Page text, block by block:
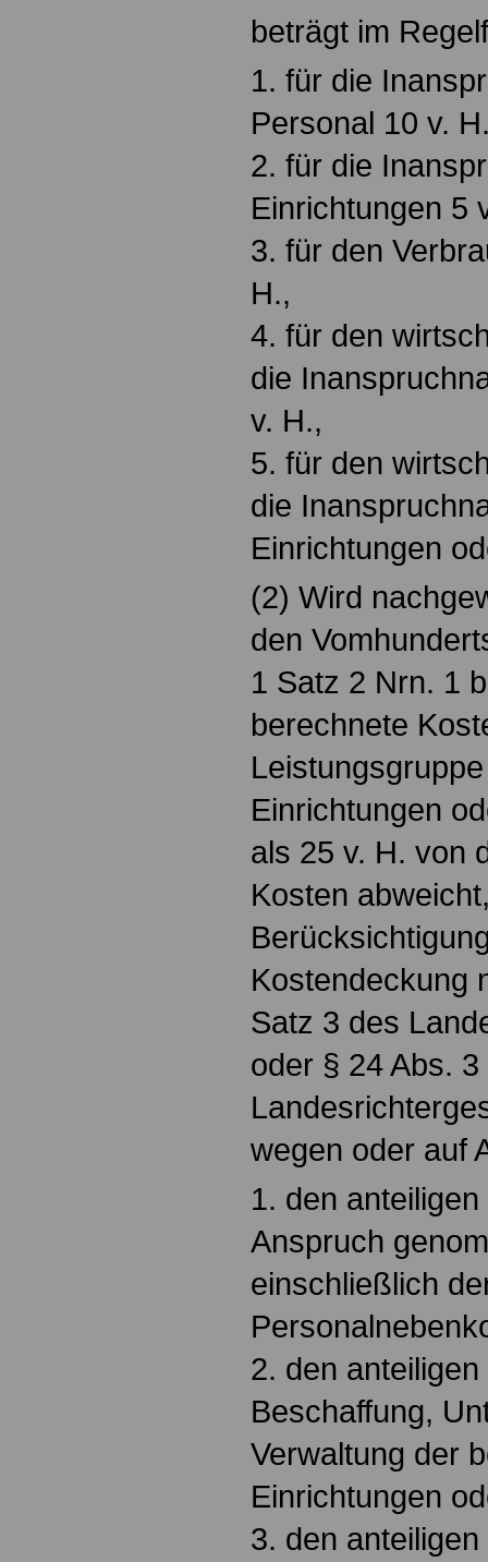
beträgt im
1. für die
Personal 10 v.
2. für die
Einrichtungen 5
3. für den
H.,
4. für den
die
v. H.,
5. für den
die
Einrichtungen
(2) Wird
den
1 Satz 2 Nrn. 1
berechnete
Einrichtungen
als 25 v. H. von
Kosten
Kostendeckung
Satz 3 des
oder § 24 Abs.
wegen oder auf
1. den
Anspruch
einschließlich
2. den
Beschaffung,
Verwaltung der
Einrichtungen
3. den